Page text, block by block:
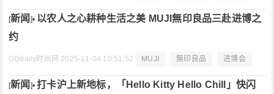
[新闻 ]• 以农人之心耕种生活之美 MUJI無印良品三赴进博之
约
GQdaily时尚网 2025-11-04 10:51:52 MUJI 無印良品 进博会
[新闻 ]•打卡沪上新地标，「Hello Kitty Hello Chill」快闪